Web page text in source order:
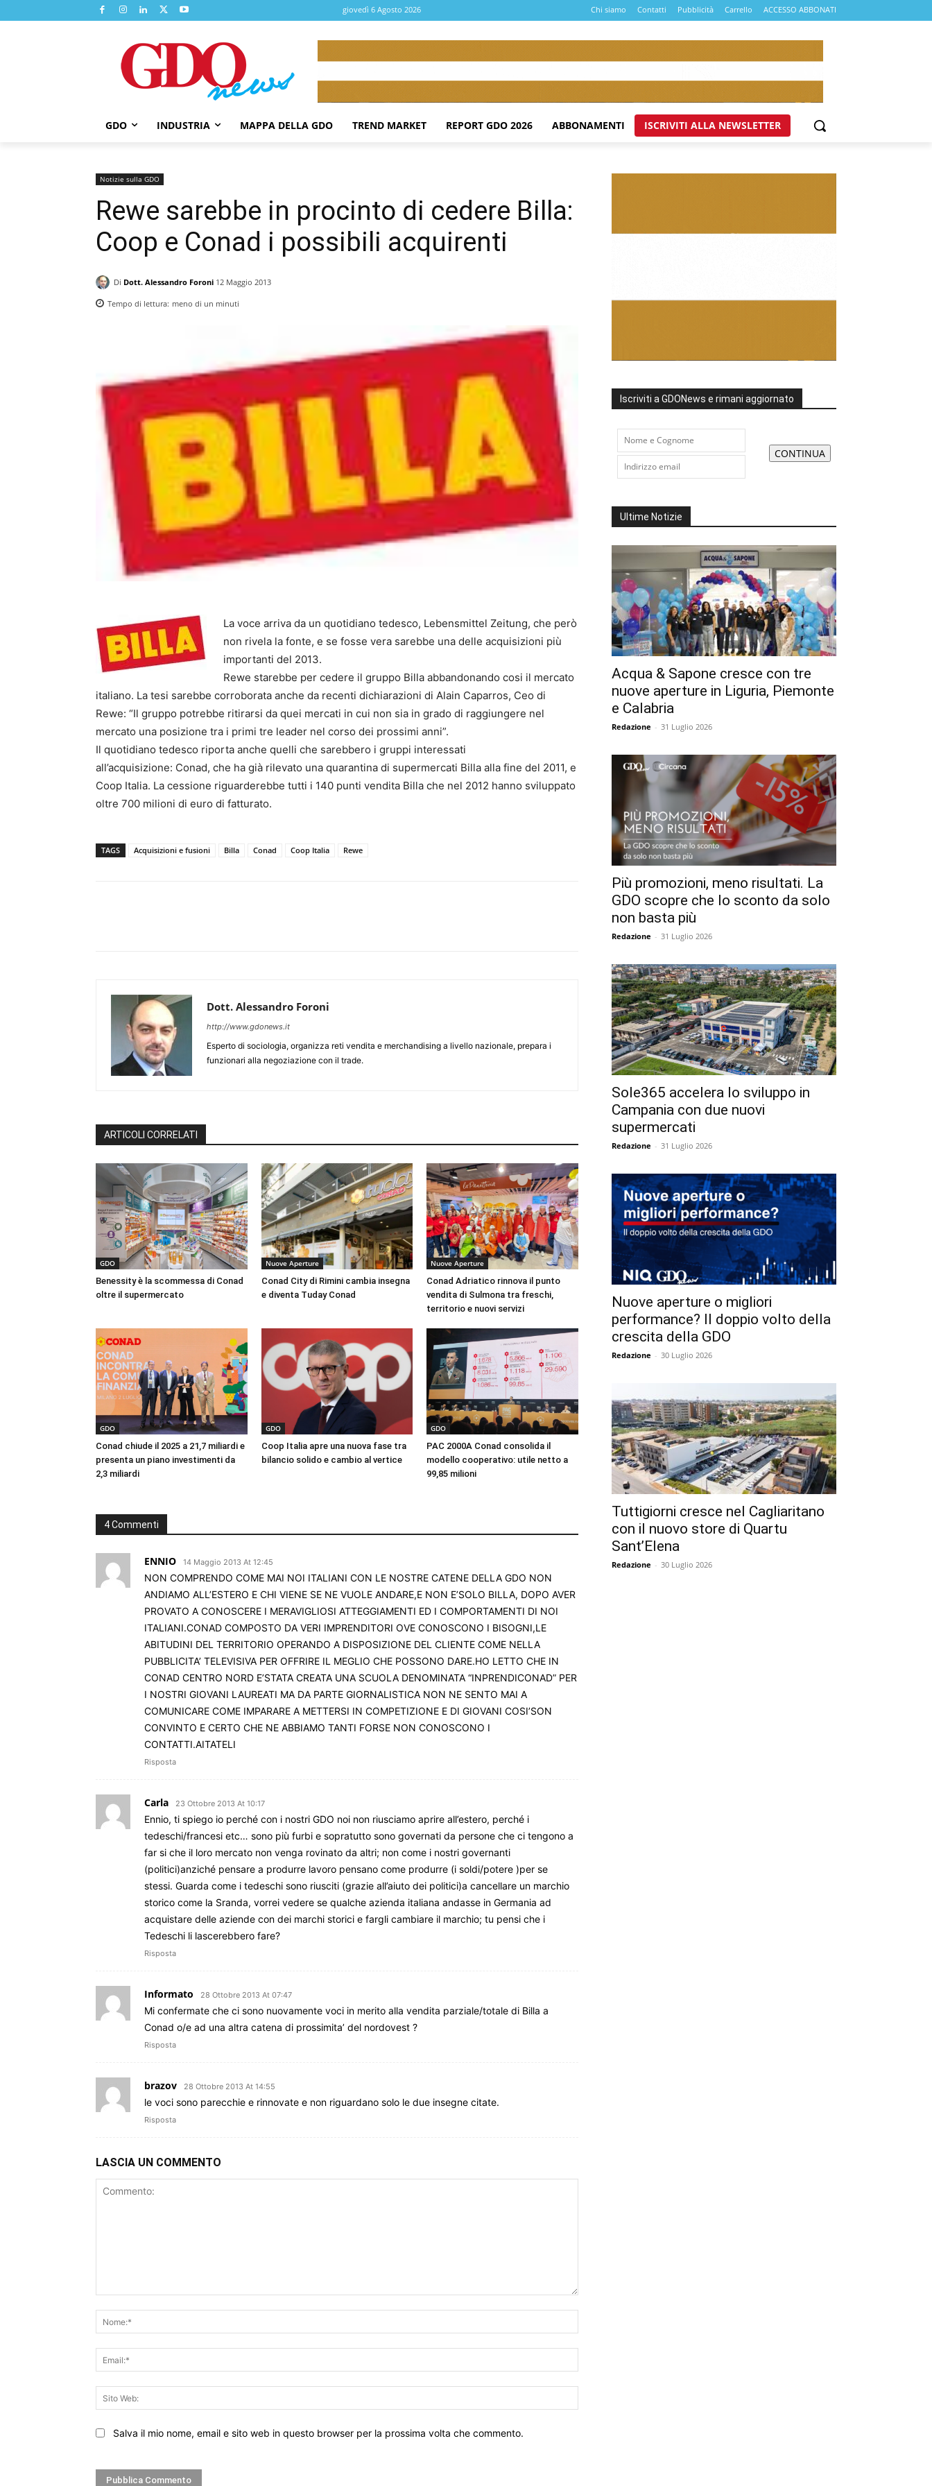
giovedì 6 Agosto 2026 Chi siamo Contatti Pubblicità Carrello ACCESSO ABBONATI
GDO INDUSTRIA MAPPA DELLA GDO TREND MARKET REPORT GDO 2026 ABBONAMENTI ISCRIVITI ALLA NEWSLETTER
Notizie sulla GDO
Rewe sarebbe in procinto di cedere Billa:
Coop e Conad i possibili acquirenti
Di Dott. Alessandro Foroni 12 Maggio 2013
Tempo di lettura: meno di un minuti
La voce arriva da un quotidiano tedesco, Lebensmittel Zeitung, che però
non rivela la fonte, e se fosse vera sarebbe una delle acquisizioni più
importanti del 2013.
Rewe starebbe per cedere il gruppo Billa abbandonando cosi il mercato
italiano. La tesi sarebbe corroborata anche da recenti dichiarazioni di Alain Caparros, Ceo di
Rewe: “Il gruppo potrebbe ritirarsi da quei mercati in cui non sia in grado di raggiungere nel
mercato una posizione tra i primi tre leader nel corso dei prossimi anni”.
Il quotidiano tedesco riporta anche quelli che sarebbero i gruppi interessati
all’acquisizione: Conad, che ha già rilevato una quarantina di supermercati Billa alla fine del 2011, e
Coop Italia. La cessione riguarderebbe tutti i 140 punti vendita Billa che nel 2012 hanno sviluppato
oltre 700 milioni di euro di fatturato.
TAGS Acquisizioni e fusioni Billa Conad Coop Italia Rewe
Dott. Alessandro Foroni
http://www.gdonews.it
Esperto di sociologia, organizza reti vendita e merchandising a livello nazionale, prepara i
funzionari alla negoziazione con il trade.
ARTICOLI CORRELATI
GDO
Benessity è la scommessa di Conad
oltre il supermercato
Nuove Aperture
Conad City di Rimini cambia insegna
e diventa Tuday Conad
Nuove Aperture
Conad Adriatico rinnova il punto
vendita di Sulmona tra freschi,
territorio e nuovi servizi
GDO
Conad chiude il 2025 a 21,7 miliardi e
presenta un piano investimenti da
2,3 miliardi
GDO
Coop Italia apre una nuova fase tra
bilancio solido e cambio al vertice
GDO
PAC 2000A Conad consolida il
modello cooperativo: utile netto a
99,85 milioni
4 Commenti
ENNIO 14 Maggio 2013 At 12:45
NON COMPRENDO COME MAI NOI ITALIANI CON LE NOSTRE CATENE DELLA GDO NON
ANDIAMO ALL’ESTERO E CHI VIENE SE NE VUOLE ANDARE,E NON E’SOLO BILLA, DOPO AVER
PROVATO A CONOSCERE I MERAVIGLIOSI ATTEGGIAMENTI ED I COMPORTAMENTI DI NOI
ITALIANI.CONAD COMPOSTO DA VERI IMPRENDITORI OVE CONOSCONO I BISOGNI,LE
ABITUDINI DEL TERRITORIO OPERANDO A DISPOSIZIONE DEL CLIENTE COME NELLA
PUBBLICITA’ TELEVISIVA PER OFFRIRE IL MEGLIO CHE POSSONO DARE.HO LETTO CHE IN
CONAD CENTRO NORD E’STATA CREATA UNA SCUOLA DENOMINATA “INPRENDICONAD” PER
I NOSTRI GIOVANI LAUREATI MA DA PARTE GIORNALISTICA NON NE SENTO MAI A
COMUNICARE COME IMPARARE A METTERSI IN COMPETIZIONE E DI GIOVANI COSI’SON
CONVINTO E CERTO CHE NE ABBIAMO TANTI FORSE NON CONOSCONO I
CONTATTI.AITATELI
Risposta
Carla 23 Ottobre 2013 At 10:17
Ennio, ti spiego io perché con i nostri GDO noi non riusciamo aprire all’estero, perché i
tedeschi/francesi etc… sono più furbi e sopratutto sono governati da persone che ci tengono a
far si che il loro mercato non venga rovinato da altri; non come i nostri governanti
(politici)anziché pensare a produrre lavoro pensano come produrre (i soldi/potere )per se
stessi. Guarda come i tedeschi sono riusciti (grazie all’aiuto dei politici)a cancellare un marchio
storico come la Sranda, vorrei vedere se qualche azienda italiana andasse in Germania ad
acquistare delle aziende con dei marchi storici e fargli cambiare il marchio; tu pensi che i
Tedeschi li lascerebbero fare?
Risposta
Informato 28 Ottobre 2013 At 07:47
Mi confermate che ci sono nuovamente voci in merito alla vendita parziale/totale di Billa a
Conad o/e ad una altra catena di prossimita’ del nordovest ?
Risposta
brazov 28 Ottobre 2013 At 14:55
le voci sono parecchie e rinnovate e non riguardano solo le due insegne citate.
Risposta
LASCIA UN COMMENTO
Web:
Salva il mio nome, email e sito web in questo browser per la prossima volta che commento.
Iscriviti a GDONews e rimani aggiornato
Ultime Notizie
Acqua & Sapone cresce con tre
nuove aperture in Liguria, Piemonte
e Calabria
Redazione - 31 Luglio 2026
Più promozioni, meno risultati. La
GDO scopre che lo sconto da solo
non basta più
Redazione - 31 Luglio 2026
Sole365 accelera lo sviluppo in
Campania con due nuovi
supermercati
Redazione - 31 Luglio 2026
Nuove aperture o migliori
performance? Il doppio volto della
crescita della GDO
Redazione - 30 Luglio 2026
Tuttigiorni cresce nel Cagliaritano
con il nuovo store di Quartu
Sant’Elena
Redazione - 30 Luglio 2026